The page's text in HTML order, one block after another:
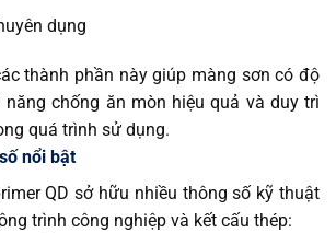
dụng
thành phần này giúp màng sơn có độ
năng chống ăn mòn hiệu quả và duy trì
quá trình sử dụng.
nổi bật
QD sở hữu nhiều thông số kỹ thuật
trình công nghiệp và kết cấu thép: